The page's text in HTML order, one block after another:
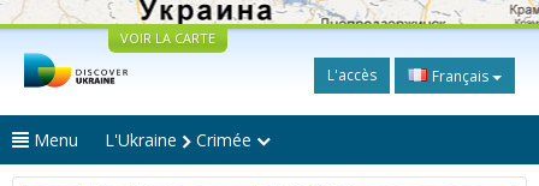
VOIR LA CARTE
L'accès Français
Menu L'Ukraine Crimée